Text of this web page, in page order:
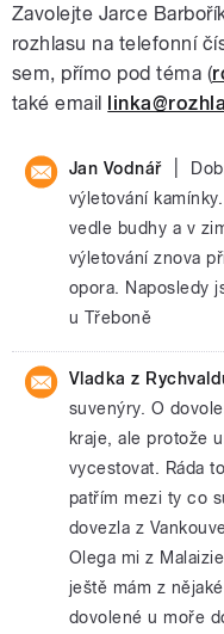
Zavolejte Jarce
rozhlasu na telefonní
sem, přímo pod téma (
také email
Jan Vodnář
výletování
vedle budhy a v
výletování znova
opora. Naposledy
u Třeboně
Vladka z
suvenýry. O
kraje, ale protože
vycestovat. Ráda
patřím mezi ty co
dovezla z
Olega mi z
ještě mám z
dovolené u moře